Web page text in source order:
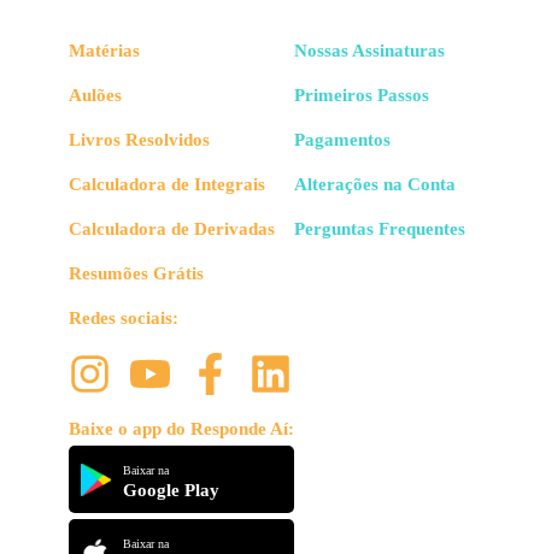
Matérias
Aulões
Livros Resolvidos
Calculadora de Integrais
Calculadora de Derivadas
Resumões Grátis
Redes sociais:
Baixe o app do Responde Aí:
Baixar na
Google Play
Baixar na
Nossas Assinaturas
Primeiros Passos
Pagamentos
Alterações na Conta
Perguntas Frequentes